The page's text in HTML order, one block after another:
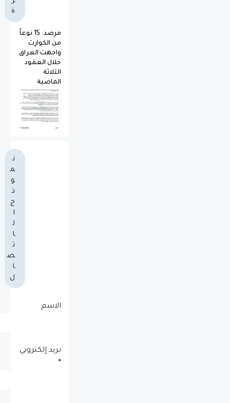
ة
مرصد: 15 نوعاً
من الكوارث
واجهت العراق
خلال العقود
الثلاثة
الماضية
ن
م
و
ذ
ج
ا
ل
ا
ت
ص
ا
ل
الاسم
بريد إلكتروني
*